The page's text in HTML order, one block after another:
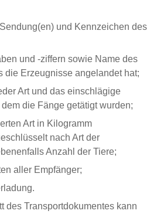
und Kennzeichen des
und -ziffern sowie Name des
die Erzeugnisse angelandet hat;
Art und das einschlägige
die Fänge getätigt wurden;
Art in Kilogramm
nach Art der
Anzahl der Tiere;
aller Empfänger;
des Transportdokumentes kann